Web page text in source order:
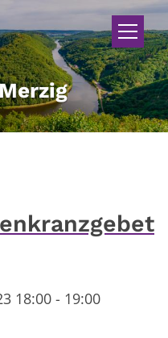
18:00 - 19:00